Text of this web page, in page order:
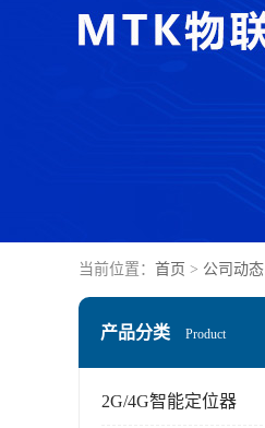
当前位置： 首页 > 公司动态
产品分类 Product
2G/4G智能定位器